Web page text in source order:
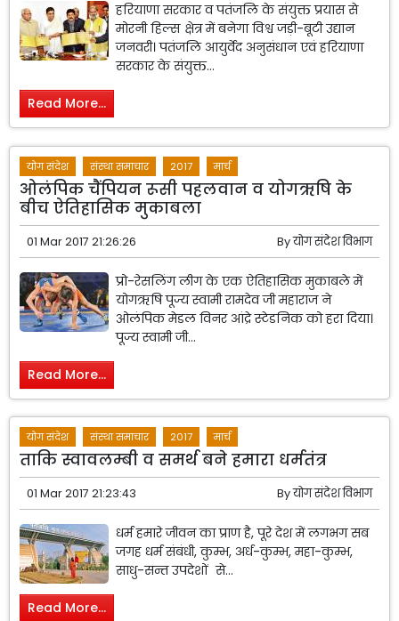
हरियाणा सरकार व पतंजलि के संयुक्त प्रयास से
मोरनी हिल्स क्षेत्र में बनेगा विश्व जड़ी-बूटी उद्यान
जनवरी। पतंजलि आयुर्वेद अनुसंधान एवं हरियाणा
सरकार के संयुक्त...
Read More...
योग संदेश संस्था समाचार 2017 मार्च
ओलंपिक चैंपियन रूसी पहलवान व योगऋषि के
बीच ऐतिहासिक मुकाबला
01 Mar 2017 21:26:26 Byयोग संदेश विभाग
प्रो-रेसलिंग लीग के एक ऐतिहासिक मुकाबले में
योगऋषि पूज्य स्वामी रामदेव जी महाराज ने
ओलंपिक मेडल विनर आंद्रे स्टेडनिक को हरा दिया।
पूज्य स्वामी जी...
Read More...
योग संदेश संस्था समाचार 2017 मार्च
ताकि स्वावलम्बी व समर्थ बने हमारा धर्मतंत्र
01 Mar 2017 21:23:43 Byयोग संदेश विभाग
धर्म हमारे जीवन का प्राण है, पूरे देश में लगभग सब
जगह धर्म संबंधी, कुम्भ, अर्ध-कुम्भ, महा-कुम्भ,
साधु-सन्त उपदेशों से...
Read More...